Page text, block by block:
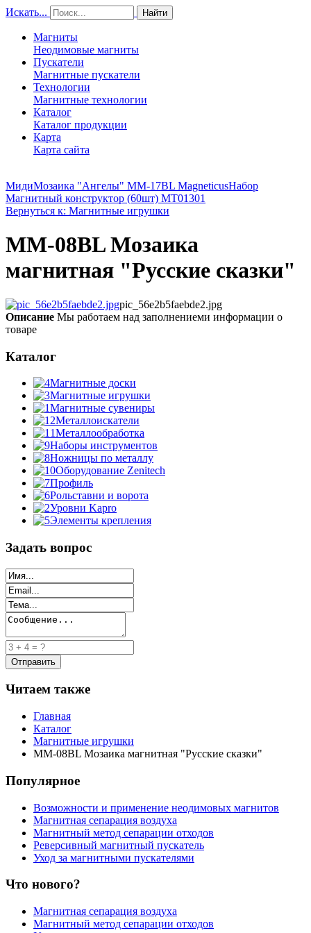
Искать... Найти
Магниты
Неодимовые магниты
Пускатели
Магнитные пускатели
Технологии
Магнитные технологии
Каталог
Каталог продукции
Карта
Карта сайта
МидиМозаика "Ангелы" MM-17BL MagneticusНабор
Магнитный конструктор (60шт) MT01301
Вернуться к: Магнитные игрушки
MM-08BL Мозаика
магнитная "Русские сказки"
pic_56e2b5faebde2.jpg
Описание Мы работаем над заполнениеми информации о
товаре
Каталог
Магнитные доски
Магнитные игрушки
Магнитные сувениры
Металлоискатели
Металлообработка
Наборы инструментов
Ножницы по металлу
Оборудование Zenitech
Профиль
Рольставни и ворота
Уровни Kapro
Элементы крепления
Задать вопрос
Читаем также
Главная
Каталог
Магнитные игрушки
MM-08BL Мозаика магнитная "Русские сказки"
Популярное
Возможности и применение неодимовых магнитов
Магнитная сепарация воздуха
Магнитный метод сепарации отходов
Реверсивный магнитный пускатель
Уход за магнитными пускателями
Что нового?
Магнитная сепарация воздуха
Магнитный метод сепарации отходов